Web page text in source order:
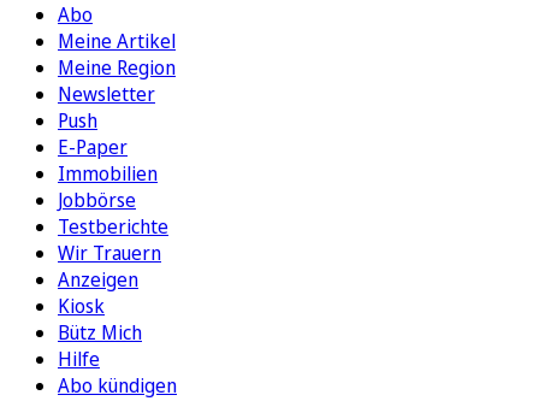
Abo
Meine Artikel
Meine Region
Newsletter
Push
E-Paper
Immobilien
Jobbörse
Testberichte
Wir Trauern
Anzeigen
Kiosk
Bütz Mich
Hilfe
Abo kündigen